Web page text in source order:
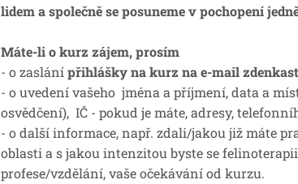
lidem a společně se posuneme v pochopení
Máte-li o kurz zájem, prosím
- o zaslánípřihlášky na kurz na e-mail
- o uvedení vašeho jména a příjmení, data a
osvědčení), IČ - pokud je máte, adresy,
- o další informace, např. zdali/jakou již máte
oblasti a s jakou intenzitou byste se
profese/vzdělání, vaše očekávání od kurzu.